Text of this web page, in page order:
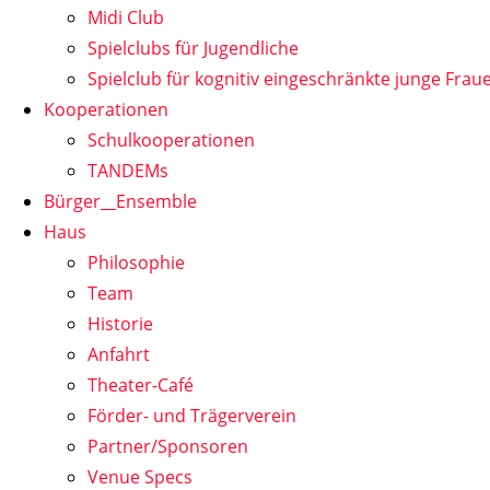
Midi Club
Spielclubs für Jugendliche
Spielclub für kognitiv eingeschränkte junge
Kooperationen
Schulkooperationen
TANDEMs
Bürger__Ensemble
Haus
Philosophie
Team
Historie
Anfahrt
Theater-Café
Förder- und Trägerverein
Partner/Sponsoren
Venue Specs